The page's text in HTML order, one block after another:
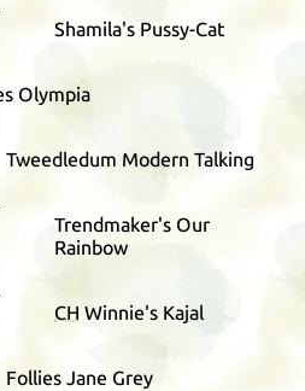
Shamila's Pussy-Cat
Olympia
Tweedledum Modern Talking
Trendmaker's Our
Rainbow
CH Winnie's Kajal
Follies Jane Grey